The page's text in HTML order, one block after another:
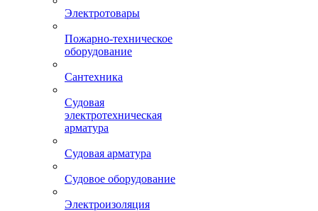
Электротовары
Пожарно-техническое
оборудование
Сантехника
Судовая
электротехническая
арматура
Судовая арматура
Судовое оборудование
Электроизоляция